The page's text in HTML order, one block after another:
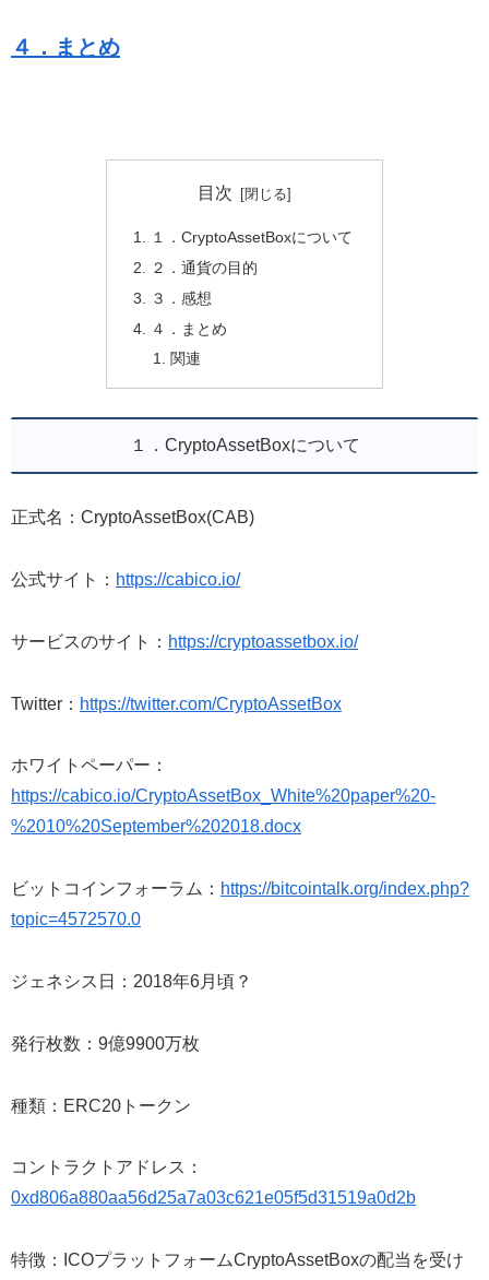
４．まとめ
目次
１．CryptoAssetBoxについて
２．通貨の目的
３．感想
４．まとめ
関連
１．CryptoAssetBoxについて
正式名：CryptoAssetBox(CAB)
公式サイト： https://cabico.io/
サービスのサイト： https://cryptoassetbox.io/
Twitter： https://twitter.com/CryptoAssetBox
ホワイトペーパー：
https://cabico.io/CryptoAssetBox_White%20paper%20-
%2010%20September%202018.docx
ビットコインフォーラム： https://bitcointalk.org/index.php?
topic=4572570.0
ジェネシス日：2018年6月頃？
発行枚数：9億9900万枚
種類：ERC20トークン
コントラクトアドレス：
0xd806a880aa56d25a7a03c621e05f5d31519a0d2b
特徴：ICOプラットフォームCryptoAssetBoxの配当を受け